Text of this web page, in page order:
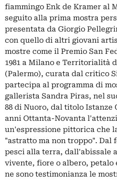
fiammingo Enk de Kramer al
seguito alla prima mostra
presentata da Giorgio
con quello di altri giovani
mostre come il Premio San
1981 a Milano e Territorialità
(Palermo), curata dal critico
partecipa al programma di
gallerista Sandra Piras, nel
88 di Nuoro, dal titolo Istanze
anni Ottanta-Novanta
un'espressione pittorica che
"astratto ma non troppo". Dal
pesci alla terra, dall'abissale
vivente, fiore o albero, petalo
ne sono testimonianza le